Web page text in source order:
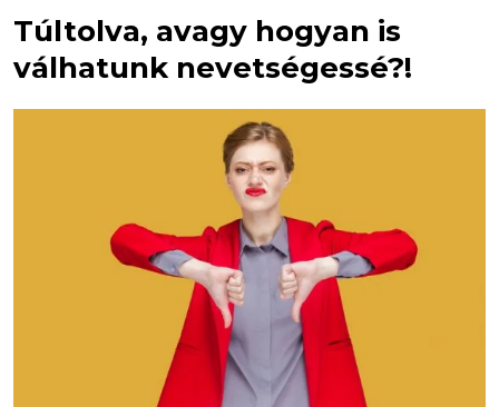
Túltolva, avagy hogyan is
válhatunk nevetségessé?!